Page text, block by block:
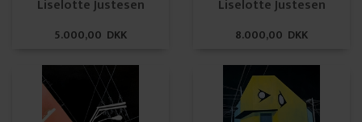
Liselotte Justesen
5.000,00 DKK
Liselotte Justesen
8.000,00 DKK